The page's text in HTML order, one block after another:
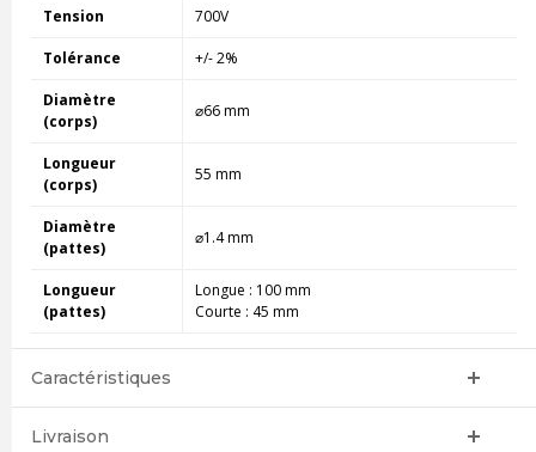
Tension 700V
Tolérance +/- 2%
Diamètre
(corps)
⌀66 mm
Longueur
(corps)
55 mm
Diamètre
(pattes)
⌀1.4 mm
Longueur
(pattes)
Longue : 100 mm
Courte : 45 mm
Caractéristiques
Livraison